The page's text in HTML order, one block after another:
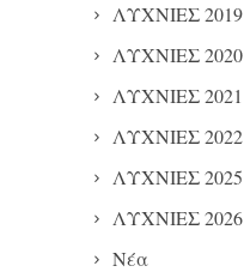
ΛΥΧΝΙΕΣ 2019
ΛΥΧΝΙΕΣ 2020
ΛΥΧΝΙΕΣ 2021
ΛΥΧΝΙΕΣ 2022
ΛΥΧΝΙΕΣ 2025
ΛΥΧΝΙΕΣ 2026
Νέα